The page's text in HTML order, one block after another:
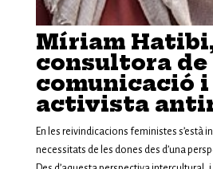
Míriam
consultora de
comunicació i
activista
En les reivindicacions feministes s’està
necessitats de les dones des d’una